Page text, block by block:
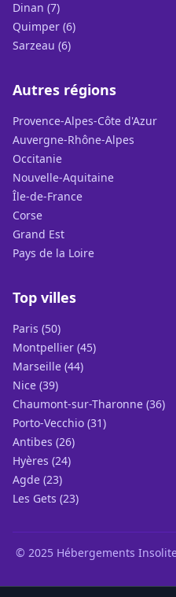
Dinan (7)
Quimper (6)
Sarzeau (6)
Autres régions
Provence-Alpes-Côte d'Azur
Auvergne-Rhône-Alpes
Occitanie
Nouvelle-Aquitaine
Île-de-France
Corse
Grand Est
Pays de la Loire
Top villes
Paris (50)
Montpellier (45)
Marseille (44)
Nice (39)
Chaumont-sur-Tharonne (36)
Porto-Vecchio (31)
Antibes (26)
Hyères (24)
Agde (23)
Les Gets (23)
© 2025 Hébergements